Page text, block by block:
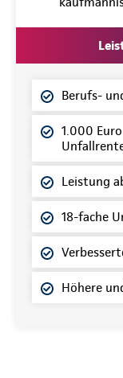
Berufs-
1.000
Leistung
18-fache
Höhere